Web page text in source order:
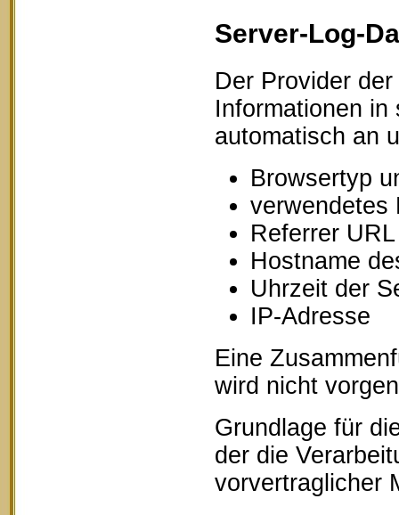
Server-Log-
Der Provider
Informationen
automatisch an
Browsertyp
verwendetes
Referrer URL
Hostname
Uhrzeit der
IP-Adresse
Eine
wird nicht
Grundlage für
der die
vorvertraglicher